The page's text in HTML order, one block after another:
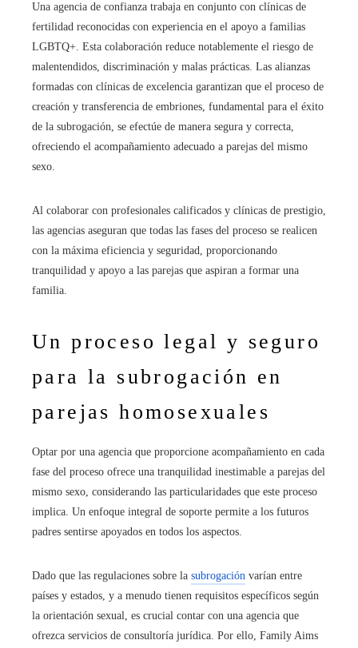
Una agencia de confianza trabaja en conjunto con clínicas de
fertilidad reconocidas con experiencia en el apoyo a familias
LGBTQ+. Esta colaboración reduce notablemente el riesgo de
malentendidos, discriminación y malas prácticas. Las alianzas
formadas con clínicas de excelencia garantizan que el proceso de
creación y transferencia de embriones, fundamental para el éxito
de la subrogación, se efectúe de manera segura y correcta,
ofreciendo el acompañamiento adecuado a parejas del mismo
sexo.
Al colaborar con profesionales calificados y clínicas de prestigio,
las agencias aseguran que todas las fases del proceso se realicen
con la máxima eficiencia y seguridad, proporcionando
tranquilidad y apoyo a las parejas que aspiran a formar una
familia.
Un proceso legal y seguro
para la subrogación en
parejas homosexuales
Optar por una agencia que proporcione acompañamiento en cada
fase del proceso ofrece una tranquilidad inestimable a parejas del
mismo sexo, considerando las particularidades que este proceso
implica. Un enfoque integral de soporte permite a los futuros
padres sentirse apoyados en todos los aspectos.
Dado que las regulaciones sobre la subrogación varían entre
países y estados, y a menudo tienen requisitos específicos según
la orientación sexual, es crucial contar con una agencia que
ofrezca servicios de consultoría jurídica. Por ello, Family Aims